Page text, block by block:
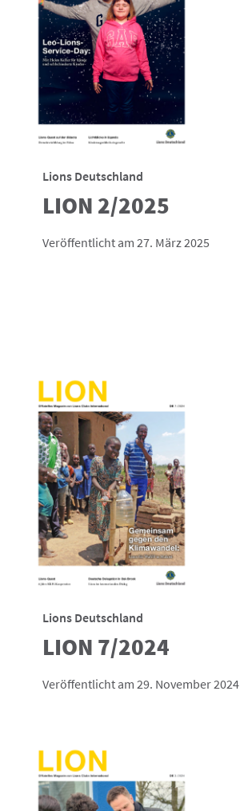
Lions Deutschland
LION 2/2025
Veröffentlicht am 27. März 2025
Lions Deutschland
LION 7/2024
Veröffentlicht am 29. November 2024